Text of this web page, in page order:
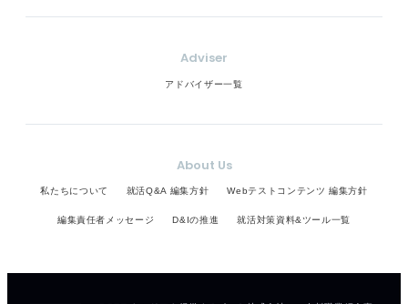
Adviser
アドバイザー一覧
About Us
私たちについて 就活Q&A 編集方針 Webテストコンテンツ 編集方針
編集責任者メッセージ D&Iの推進 就活対策資料&ツール一覧